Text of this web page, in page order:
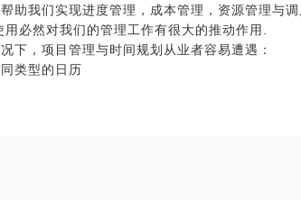
自己的工作效率，并没有必要把通用技能都学
专家
而且乐于与人们分享我的技术经验。
助我们实现进度管理，成本管理，资源管理与
必然对我们的管理工作有很大的推动作用.
下，项目管理与时间规划从业者容易遭遇：
类型的日历
调度